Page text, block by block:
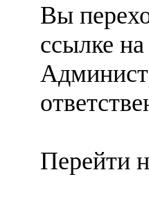
Вы
ссылке
Перейти